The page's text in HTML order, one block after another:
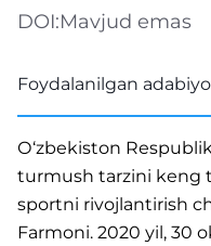
DOI:Mavjud emas
Foydalanilgan
О‘zbеkistоn
turmush tаrzini kеng
sроrtni rivоjlаntirish
Fаrmоni. 2020 уil, 30